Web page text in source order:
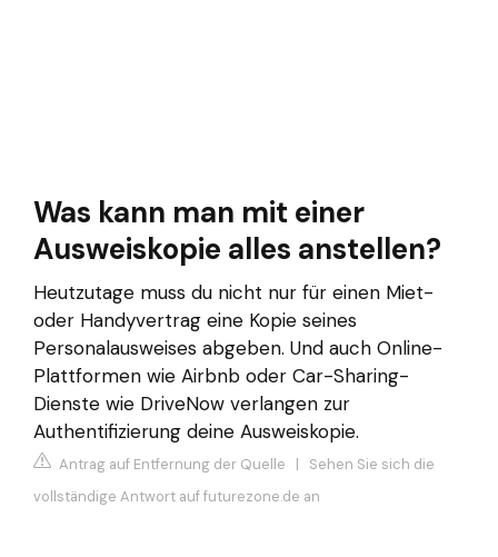
Was kann man mit einer
Ausweiskopie alles anstellen?
Heutzutage muss du nicht nur für einen Miet-
oder Handyvertrag eine Kopie seines
Personalausweises abgeben. Und auch Online-
Plattformen wie Airbnb oder Car-Sharing-
Dienste wie DriveNow verlangen zur
Authentifizierung deine Ausweiskopie.
Antrag auf Entfernung der Quelle | Sehen Sie sich die
vollständige Antwort auf futurezone.de an